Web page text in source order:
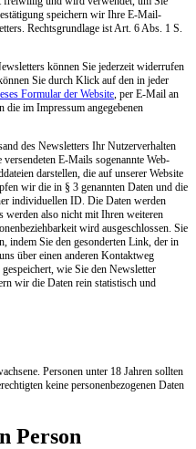
speichern wir Ihre E-Mail-
Rechtsgrundlage ist Art. 6 Abs. 1 S.
können Sie jederzeit widerrufen
Sie durch Klick auf den in jeder
Formular der Website, per E-Mail an
die im Impressum angegebenen
des Newsletters Ihr Nutzerverhalten
E-Mails sogenannte Web-
darstellen, die auf unserer Website
wir die in § 3 genannten Daten und die
individuellen ID. Die Daten werden
werden also nicht mit Ihren weiteren
wird ausgeschlossen. Sie
indem Sie den gesonderten Link, der in
über einen anderen Kontaktweg
wie Sie den Newsletter
wir die Daten rein statistisch und
Personen unter 18 Jahren sollten
keine personenbezogenen Daten
Person